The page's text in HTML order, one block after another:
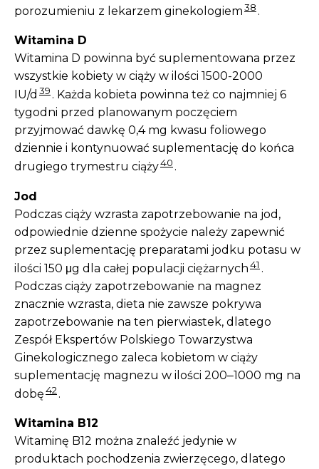
porozumieniu z lekarzem ginekologiem38 .
Witamina D
Witamina D powinna być suplementowana przez
wszystkie kobiety w ciąży w ilości 1500-2000
IU/d 39 . Każda kobieta powinna też co najmniej 6
tygodni przed planowanym poczęciem
przyjmować dawkę 0,4 mg kwasu foliowego
dziennie i kontynuować suplementację do końca
drugiego trymestru ciąży40 .
Jod
Podczas ciąży wzrasta zapotrzebowanie na jod,
odpowiednie dzienne spożycie należy zapewnić
przez suplementację preparatami jodku potasu w
ilości 150 μg dla całej populacji ciężarnych41 .
Podczas ciąży zapotrzebowanie na magnez
znacznie wzrasta, dieta nie zawsze pokrywa
zapotrzebowanie na ten pierwiastek, dlatego
Zespół Ekspertów Polskiego Towarzystwa
Ginekologicznego zaleca kobietom w ciąży
suplementację magnezu w ilości 200‒1000 mg na
dobę42 .
Witamina B12
Witaminę B12 można znaleźć jedynie w
produktach pochodzenia zwierzęcego, dlatego